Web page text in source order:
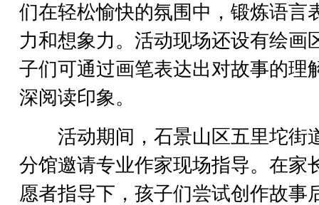
们在轻松愉快的氛围中，锻炼语言
力和想象力。活动现场还设有绘画
子们可通过画笔表达出对故事的理
深阅读印象。
活动期间，石景山区五里坨街
分馆邀请专业作家现场指导。在家
愿者指导下，孩子们尝试创作故事